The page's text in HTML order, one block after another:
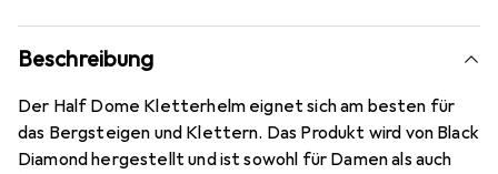
Beschreibung
Der Half Dome Kletterhelm eignet sich am besten für
das Bergsteigen und Klettern. Das Produkt wird von Black
Diamond hergestellt und ist sowohl für Damen als auch